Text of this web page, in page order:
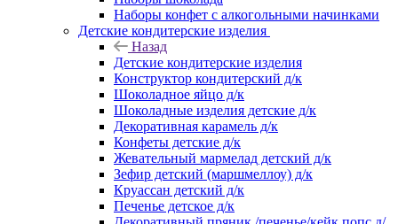
Наборы конфет с алкогольными начинками
Детские кондитерские изделия
Назад
Детские кондитерские изделия
Конструктор кондитерский д/к
Шоколадное яйцо д/к
Шоколадные изделия детские д/к
Декоративная карамель д/к
Конфеты детские д/к
Жевательный мармелад детский д/к
Зефир детский (маршмеллоу) д/к
Круассан детский д/к
Печенье детское д/к